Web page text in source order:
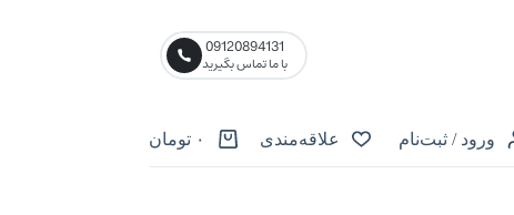
09120894131
با ما تماس بگیرید
ورود / ثبت‌نام علاقه‌مندی ۰ تومان